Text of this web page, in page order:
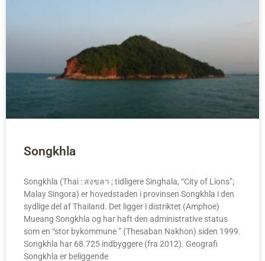
Songkhla
Songkhla (Thai : สงขลา ; tidligere Singhala, “City of Lions”;
Malay Singora) er hovedstaden i provinsen Songkhla i den
sydlige del af Thailand. Det ligger i distriktet (Amphoe)
Mueang Songkhla og har haft den administrative status
som en “stor bykommune ” (Thesaban Nakhon) siden 1999.
Songkhla har 68.725 indbyggere (fra 2012). Geografi
Songkhla er beliggende